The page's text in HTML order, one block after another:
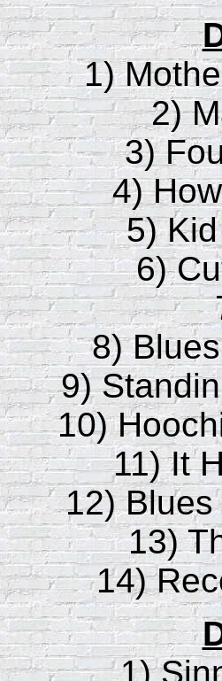
1)
2)
3)
4)
5)
6)
8)
9)
10)
11) It
12)
13)
14)
1)